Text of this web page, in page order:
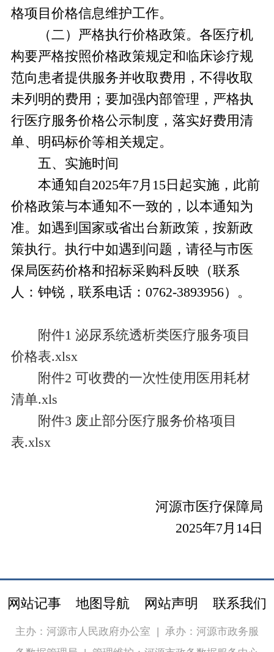
格项目价格信息维护工作。
（二）严格执行价格政策。各医疗机
构要严格按照价格政策规定和临床诊疗规
范向患者提供服务并收取费用，不得收取
未列明的费用；要加强内部管理，严格执
行医疗服务价格公示制度，落实好费用清
单、明码标价等相关规定。
五、实施时间
本通知自2025年7月15日起实施，此前
价格政策与本通知不一致的，以本通知为
准。如遇到国家或省出台新政策，按新政
策执行。执行中如遇到问题，请径与市医
保局医药价格和招标采购科反映（联系
人：钟锐，联系电话：0762-3893956）。
附件1 泌尿系统透析类医疗服务项目
价格表.xlsx
附件2 可收费的一次性使用医用耗材
清单.xls
附件3 废止部分医疗服务价格项目
表.xlsx
河源市医疗保障局
2025年7月14日
网站记事 地图导航 网站声明 联系我们
主办：河源市人民政府办公室 | 承办：河源市政务服